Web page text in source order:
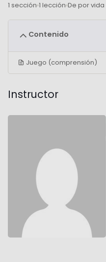
1 sección 1 lección De por vida
Contenido
Juego (comprensión)
Instructor